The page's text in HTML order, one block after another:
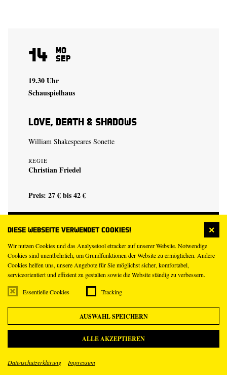
Diese Webseite verwendet Cookies!
Wir nutzen Cookies und das Analysetool etracker auf unserer Website. Notwendige
Cookies sind unentbehrlich, um Grundfunktionen der Website zu ermöglichen. Andere
Cookies helfen uns, unsere Angebote für Sie möglichst sicher, komfortabel,
serviceorientiert und effizient zu gestalten sowie die Website ständig zu verbessern.
Essentielle Cookies Tracking
AUSWAHL SPEICHERN
ALLE AKZEPTIEREN
Datenschutzerklärung Impressum
14 Mo
Sep
19.30 Uhr
Schauspielhaus
Love, Death & Shadows
William Shakespeares Sonette
REGIE
Christian Friedel
Preis: 27 € bis 42 €
15 Di
Kleines Haus Mitte
Infotreffen zu „Schichtwechsel“